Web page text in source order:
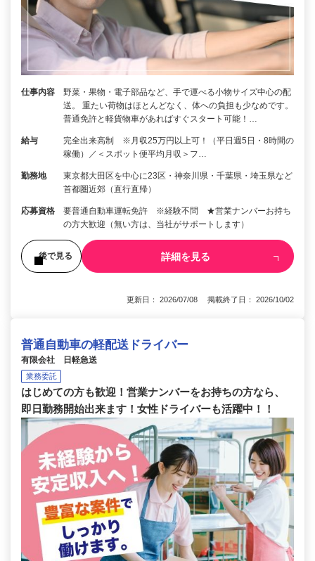
仕事内容
野菜・果物・電子部品など、手で運べる小物サイズ中心の配
送。 重たい荷物はほとんどなく、体への負担も少なめです。
普通免許と軽貨物車があればすぐスタート可能！…
給与
完全出来高制 ※月収25万円以上可！（平日週5日・8時間の
稼働）／＜スポット便平均月収＞フ…
勤務地
東京都大田区を中心に23区・神奈川県・千葉県・埼玉県など
首都圏近郊（直行直帰）
応募資格
要普通自動車運転免許 ※経験不問 ★営業ナンバーお持ち
の方大歓迎（無い方は、当社がサポートします）
後で見る 詳細を見る
更新日： 2026/07/08 掲載終了日： 2026/10/02
普通自動車の軽配送ドライバー
有限会社 日軽急送
業務委託
はじめての方も歓迎！営業ナンバーをお持ちの方なら、
即日勤務開始出来ます！女性ドライバーも活躍中！！